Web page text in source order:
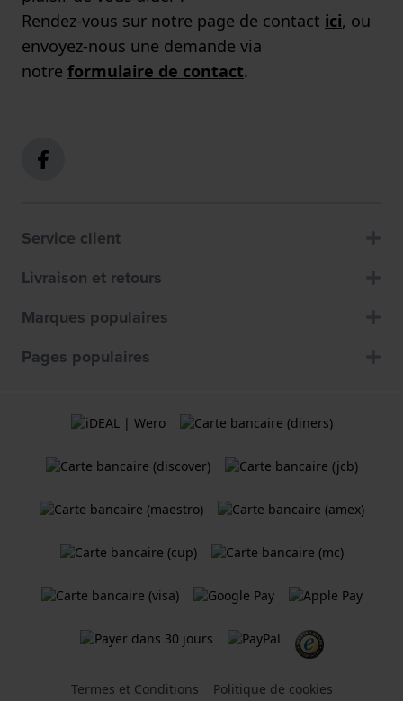
Rendez-vous sur notre page de contact ici, ou
envoyez-nous une demande via
notre formulaire de contact.
Service client
Livraison et retours
Marques populaires
Pages populaires
Termes et Conditions
Politique de cookies